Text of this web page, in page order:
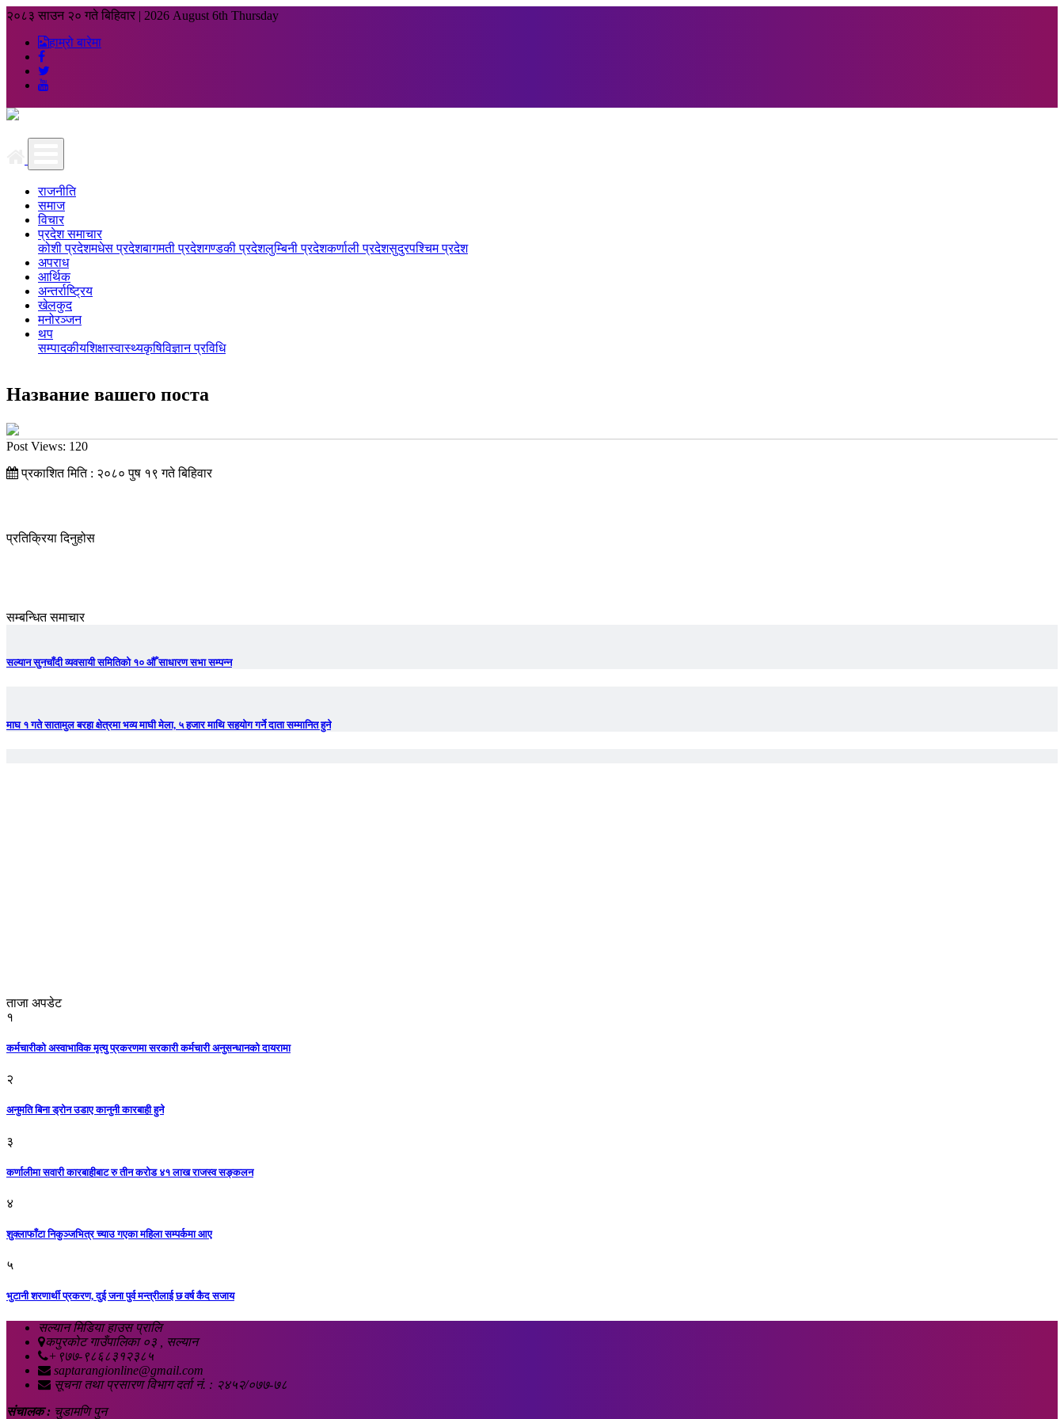
२०८३ साउन २० गते बिहिवार | 2026 August 6th Thursday
हाम्रो बारेमा
राजनीति
समाज
विचार
प्रदेश समाचार
कोशी प्रदेशमधेस प्रदेशबागमती प्रदेशगण्डकी प्रदेशलुम्बिनी प्रदेशकर्णाली प्रदेशसुदुरपश्चिम प्रदेश
अपराध
आर्थिक
अन्तर्राष्ट्रिय
खेलकुद
मनोरञ्जन
थप
सम्पादकीयशिक्षास्वास्थ्यकृषिविज्ञान प्रविधि
Название вашего поста
Post Views: 120
प्रकाशित मिति : २०८० पुष १९ गते बिहिवार
प्रतिक्रिया दिनुहोस
सम्बन्धित समाचार
सल्यान सुनचाँदी व्यवसायी समितिको १० औँ साधारण सभा सम्पन्न
माघ १ गते सातामुल बरहा क्षेत्रमा भव्य माघी मेला, ५ हजार माथि सहयोग गर्ने दाता सम्मानित हुने
ताजा अपडेट
१
कर्मचारीको अस्वाभाविक मृत्यु प्रकरणमा सरकारी कर्मचारी अनुसन्धानको दायरामा
२
अनुमति बिना ड्रोन उडाए कानुनी कारबाही हुने
३
कर्णालीमा सवारी कारबाहीबाट रु तीन करोड ४१ लाख राजस्व सङ्कलन
४
शुक्लाफाँटा निकुञ्जभित्र च्याउ गएका महिला सम्पर्कमा आए
५
भुटानी शरणार्थी प्रकरण, दुई जना पुर्व मन्त्रीलाई छ वर्ष कैद सजाय
सल्यान मिडिया हाउस प्रालि
कपुरकोट गाउँपालिका ०३ , सल्यान
+९७७-९८६८३१२३८५
saptarangionline@gmail.com
सूचना तथा प्रसारण विभाग दर्ता नं. : २४५२/०७७-७८
संचालक : चुडामणि पुन